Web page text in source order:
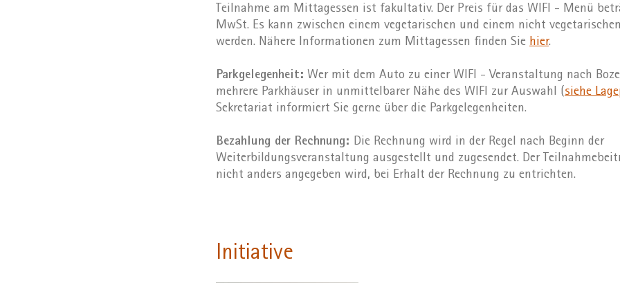
Teilnahme am Mittagessen ist fakultativ. Der Preis für das WIFI - Menü
MwSt. Es kann zwischen einem vegetarischen und einem nicht
werden. Nähere Informationen zum Mittagessen finden Sie hier.
Parkgelegenheit: Wer mit dem Auto zu einer WIFI - Veranstaltung nach
mehrere Parkhäuser in unmittelbarer Nähe des WIFI zur Auswahl (siehe
Sekretariat informiert Sie gerne über die Parkgelegenheiten.
Bezahlung der Rechnung: Die Rechnung wird in der Regel nach Beginn der
Weiterbildungsveranstaltung ausgestellt und zugesendet. Der
nicht anders angegeben wird, bei Erhalt der Rechnung zu entrichten.
Initiative